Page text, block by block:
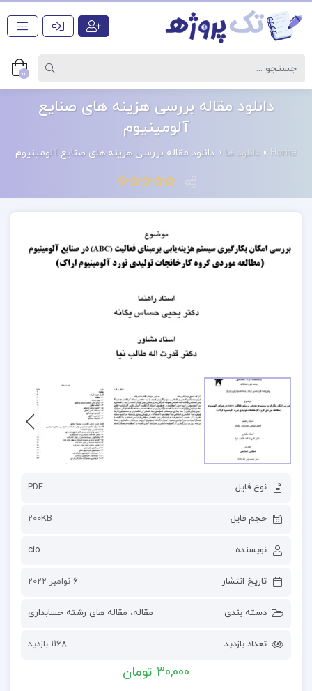
0
دانلود مقاله بررسی هزینه های صنایع
آلومینیوم
Home
» دانلود ها » دانلود مقاله بررسی هزینه های صنایع آلومینیوم
نوع فایل PDF
حجم فایل 200KB
نویسنده cio
تاریخ انتشار 6 نوامبر 2022
دسته بندی مقاله، مقاله های رشته حسابداری
تعداد بازدید 1168 بازدید
30,000 تومان